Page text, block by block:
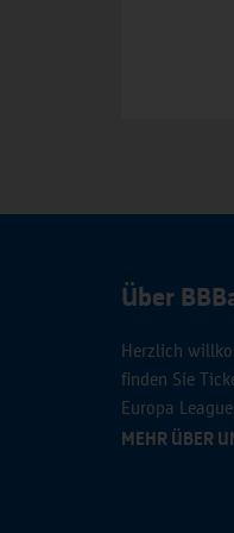
Über
Herzlich
finden Sie
Europa League.
MEHR ÜBER